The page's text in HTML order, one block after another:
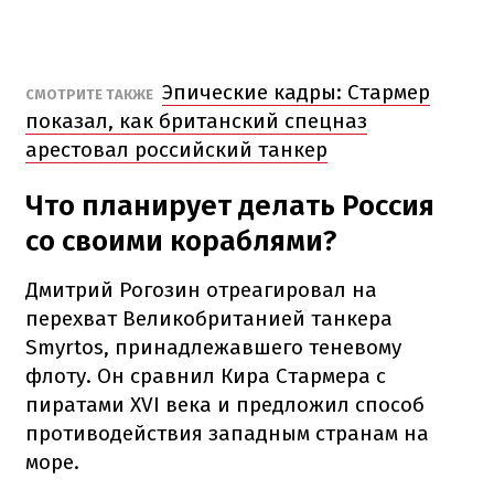
СМОТРИТЕ ТАКЖЕ Эпические кадры: Стармер
показал, как британский спецназ
арестовал российский танкер
Что планирует делать Россия
со своими кораблями?
Дмитрий Рогозин отреагировал на
перехват Великобританией танкера
Smyrtos, принадлежавшего теневому
флоту. Он сравнил Кира Стармера с
пиратами XVI века и предложил способ
противодействия западным странам на
море.